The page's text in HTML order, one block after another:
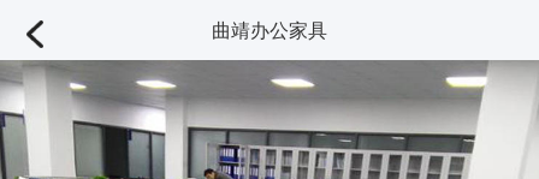
曲靖办公家具